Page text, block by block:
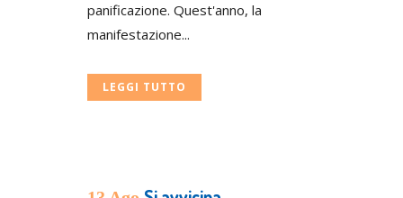
panificazione. Quest'anno, la
manifestazione...
LEGGI TUTTO